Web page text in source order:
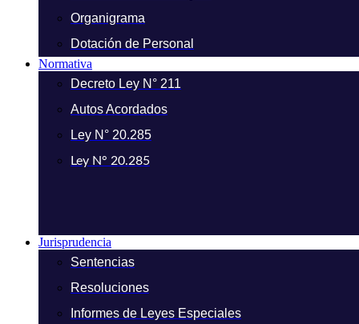
Organigrama
Dotación de Personal
Normativa
Decreto Ley N° 211
Autos Acordados
Ley N° 20.285
Ley N° 20.285
Jurisprudencia
Sentencias
Resoluciones
Informes de Leyes Especiales